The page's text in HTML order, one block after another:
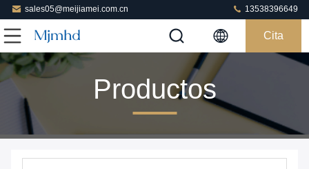
sales05@meijiamei.com.cn 13538396649
Cita
Productos